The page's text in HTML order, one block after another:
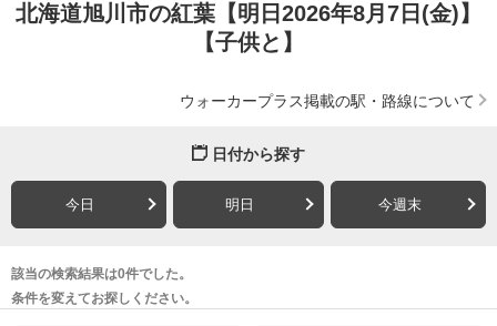
北海道旭川市の紅葉【明日2026年8月7日(金)】
【子供と】
ウォーカープラス掲載の駅・路線について
日付から探す
今日 明日 今週末
該当の検索結果は0件でした。
条件を変えてお探しください。